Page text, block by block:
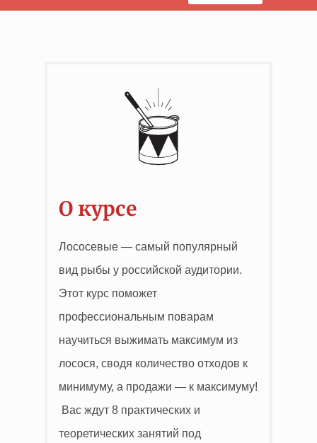
О курсе
Лососевые — самый популярный
вид рыбы у российской аудитории.
Этот курс поможет
профессиональным поварам
научиться выжимать максимум из
лосося, сводя количество отходов к
минимуму, а продажи — к максимуму!
Вас ждут 8 практических и
теоретических занятий под